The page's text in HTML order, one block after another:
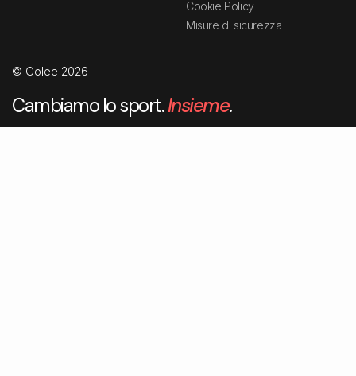
Cookie Policy
Misure di sicurezza
© Golee 2026
Cambiamo lo sport.Insieme.